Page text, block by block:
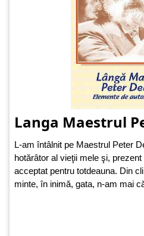
Langa Maestrul
L-am întâlnit pe Maestrul Peter
hotărâtor al vieţii mele şi,
acceptat pentru totdeauna. Din
minte, în inimă, gata, n-am mai